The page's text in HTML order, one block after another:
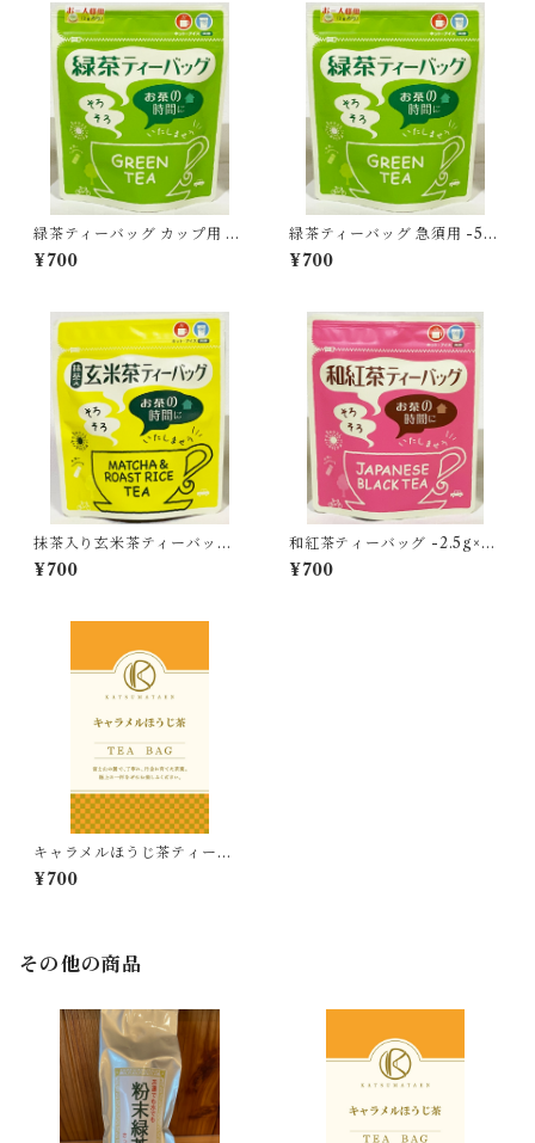
緑茶ティーバッグ カップ用 -3
g×15個入-
¥700
緑茶ティーバッグ 急須用 -5g
×15個入-
¥700
抹茶入り玄米茶ティーバッグ -
3g×15個入-
¥700
和紅茶ティーバッグ -2.5g×14
個入-
¥700
キャラメルほうじ茶ティーバ
ッグ -2.5g×8個入-
¥700
その他の商品